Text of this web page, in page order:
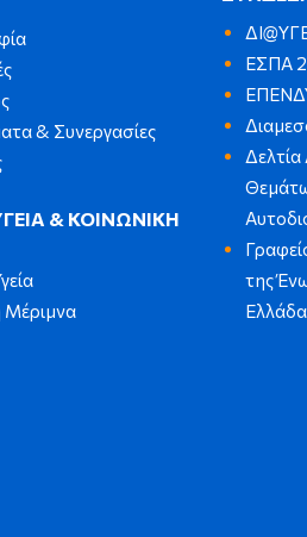
& Συνεργασίες
& ΚΟΙΝΩΝΙΚΗ
Μέριμνα
ΕΣΠΑ
της